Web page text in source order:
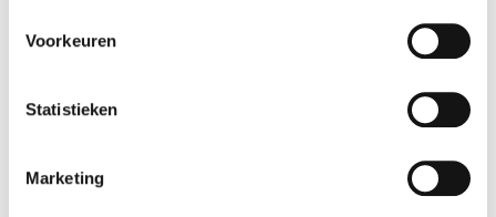
Voorkeuren
Statistieken
Marketing
Vermant Antwerpen NV = Volvo Wilrijk, Deurne en
Brecht & Polestar Antwerpen
Antwerpsesteenweg 271